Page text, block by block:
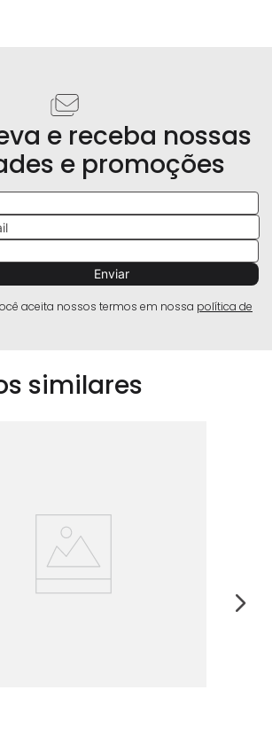
e receba nossas
e promoções
aceita nossos termos em nossa política de
similares